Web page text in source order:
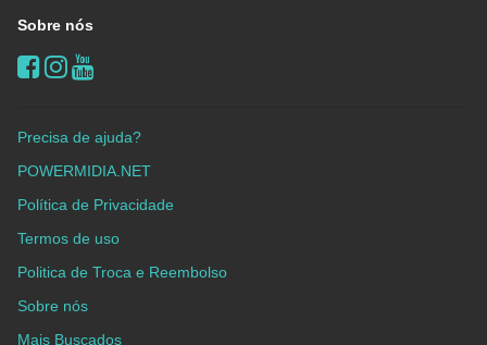
Sobre nós
Precisa de ajuda?
POWERMIDIA.NET
Política de Privacidade
Termos de uso
Politica de Troca e Reembolso
Sobre nós
Mais Buscados